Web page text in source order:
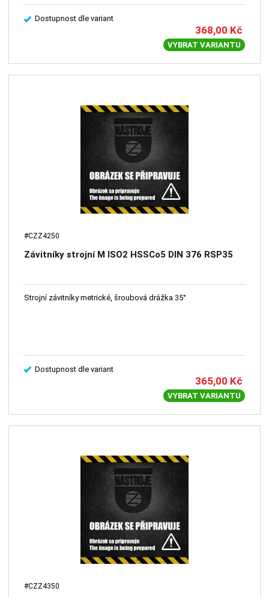
Dostupnost dle variant
368,00 Kč
VYBRAT VARIANTU
#CZZ4250
Závitníky strojní M ISO2 HSSCo5 DIN 376 RSP35
Strojní závitníky metrické, šroubová drážka 35°
Dostupnost dle variant
365,00 Kč
VYBRAT VARIANTU
#CZZ4350